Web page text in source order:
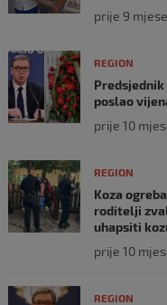
prije 9
REGION
poslao
prije 10
REGION
Koza
roditelji
uhapsiti
prije 10
REGION